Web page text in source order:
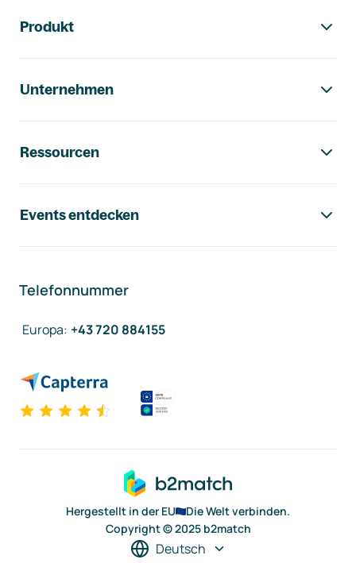
Produkt
Unternehmen
Ressourcen
Events entdecken
Telefonnummer
Europa: +43 720 884155
Hergestellt in der EU
Die Welt verbinden.
Copyright © 2025 b2match
Deutsch